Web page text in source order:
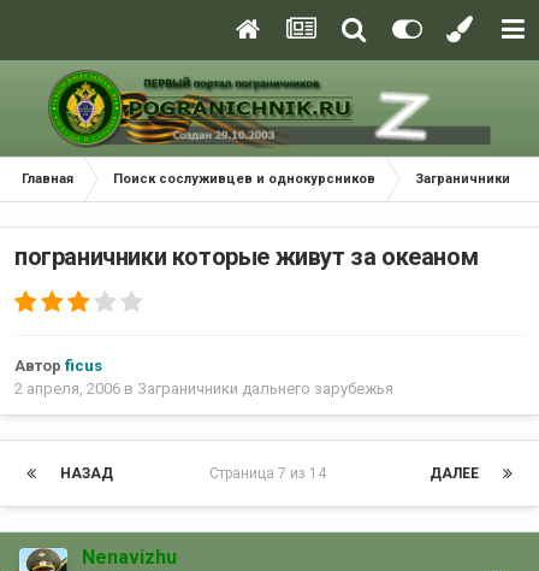
Главная Поиск сослуживцев и однокурсников Заграничники
пограничники которые живут за океаном
Автор ficus
2 апреля, 2006 в Заграничники дальнего зарубежья
НАЗАД ДАЛЕЕ
Страница 7 из 14
Nenavizhu